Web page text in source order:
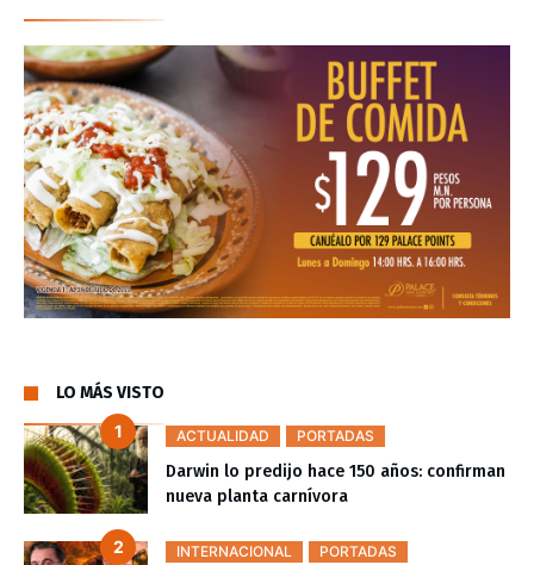
LO MÁS VISTO
ACTUALIDAD PORTADAS
Darwin lo predijo hace 150 años: confirman
nueva planta carnívora
INTERNACIONAL PORTADAS